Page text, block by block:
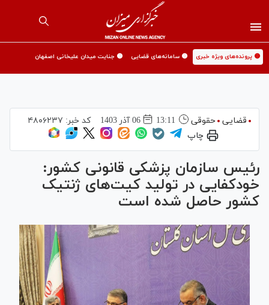
🟡 پرونده‌های ویژه خبری 🟡 سامانه‌های قضایی 🟡 جنایت میدان علیخانی اصفهان
قضایی حقوقی 13:11 06 آذر 1403 کد خبر: ۴۸۰۶۲۳۷
چاپ
رئیس سازمان پزشکی قانونی کشور:
خودکفایی در تولید کیت‌های ژنتیک
کشور حاصل شده است